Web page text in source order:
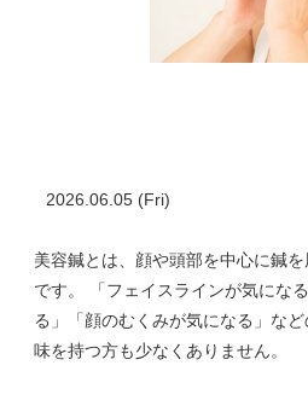
2026.06.05 (Fri)
美容鍼とは、顔や頭部を中心に鍼
です。 「フェイスラインが気にな
る」「顔のむくみが気になる」な
味を持つ方も少なくありません。